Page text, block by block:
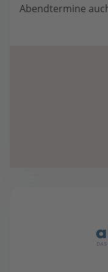
Abendtermine